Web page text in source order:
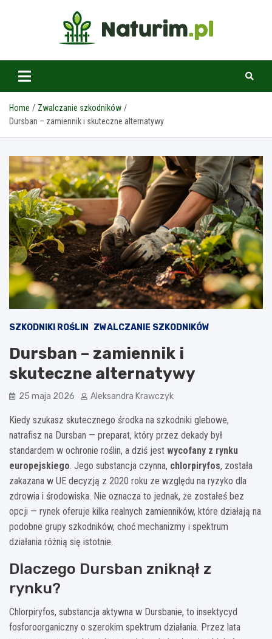
www.naturim.pl
Home
Zwalczanie szkodników
Dursban – zamiennik i skuteczne alternatywy
SZKODNIKI ROŚLIN ZWALCZANIE SZKODNIKÓW
Dursban – zamiennik i
skuteczne alternatywy
25 maja 2026 Aleksandra Krawczyk
Kiedy szukasz skutecznego środka na szkodniki glebowe,
natrafisz na Dursban — preparat, który przez dekady był
standardem w ochronie roślin, a dziś jest wycofany z rynku
europejskiego. Jego substancja czynna, chlorpiryfos, została
zakazana w UE decyzją z 2020 roku ze względu na ryzyko dla
zdrowia i środowiska. Nie oznacza to jednak, że zostałeś bez
opcji — rynek oferuje kilka realnych zamienników, które działają na
podobne grupy szkodników, choć mechanizmy i spektrum
działania różnią się istotnie.
Dlaczego Dursban zniknął z
rynku?
Chlorpiryfos, substancja aktywna w Dursbanie, to insektycyd
fosforoorganiczny o szerokim spektrum działania. Przez lata